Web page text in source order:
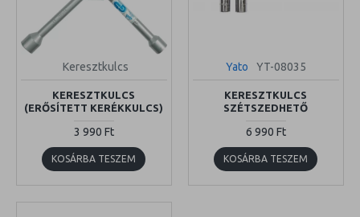
Keresztkulcs
KERESZTKULCS
(ERŐSÍTETT KERÉKKULCS)
3 990 Ft
KOSÁRBA TESZEM
Yato YT-08035
KERESZTKULCS
SZÉTSZEDHETŐ
6 990 Ft
KOSÁRBA TESZEM